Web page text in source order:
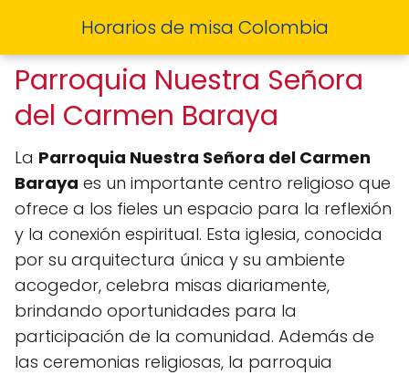
Horarios de misa Colombia
Parroquia Nuestra Señora
del Carmen Baraya
La Parroquia Nuestra Señora del Carmen
Baraya es un importante centro religioso que
ofrece a los fieles un espacio para la reflexión
y la conexión espiritual. Esta iglesia, conocida
por su arquitectura única y su ambiente
acogedor, celebra misas diariamente,
brindando oportunidades para la
participación de la comunidad. Además de
las ceremonias religiosas, la parroquia